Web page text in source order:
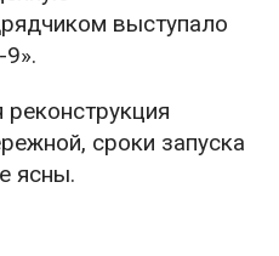
выступало
реконструкция
сроки запуска
ясны.